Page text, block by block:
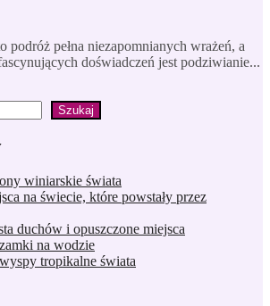
doświadczeń jest podziwianie...
Szukaj
winiarskie świata
na świecie, które powstały przez
duchów i opuszczone miejsca
na wodzie
tropikalne świata